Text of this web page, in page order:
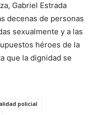
Gabriel Estrada
decenas de personas
sexualmente y a las
héroes de la
que la dignidad se
policial